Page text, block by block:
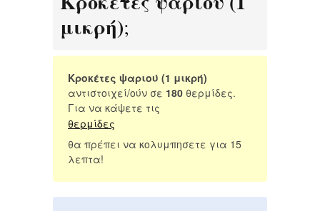
μικρή);
Κροκέτες ψαριού (1 μικρή)
αντιστοιχεί/ούν σε 180 θερμίδες.
Για να κάψετε τις
θερμίδες
θα πρέπει να κολυμπησετε για 15
λεπτα!